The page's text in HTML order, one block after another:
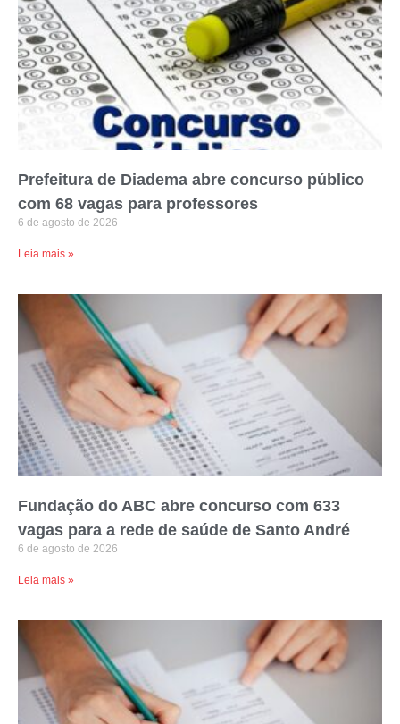
Prefeitura de Diadema abre concurso público
com 68 vagas para professores
6 de agosto de 2026
Leia mais »
Fundação do ABC abre concurso com 633
vagas para a rede de saúde de Santo André
6 de agosto de 2026
Leia mais »